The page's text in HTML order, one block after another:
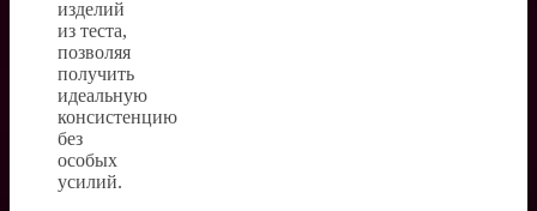
изделий
из теста,
позволяя
получить
идеальную
консистенцию
без
особых
усилий.